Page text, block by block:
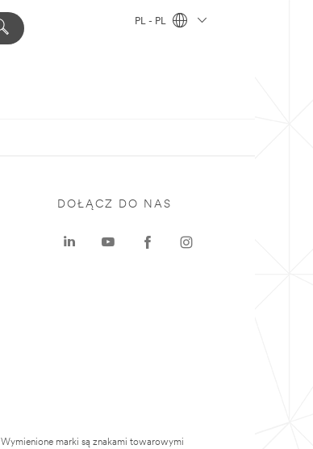
PL - PL
DOŁĄCZ DO NAS
Wymienione marki są znakami towarowymi